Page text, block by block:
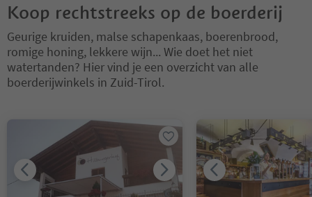
Koop rechtstreeks op de boerderij
Geurige kruiden, malse schapenkaas, boerenbrood,
romige honing, lekkere wijn... Wie doet het niet
watertanden? Hier vind je een overzicht van alle
boerderijwinkels in Zuid-Tirol.